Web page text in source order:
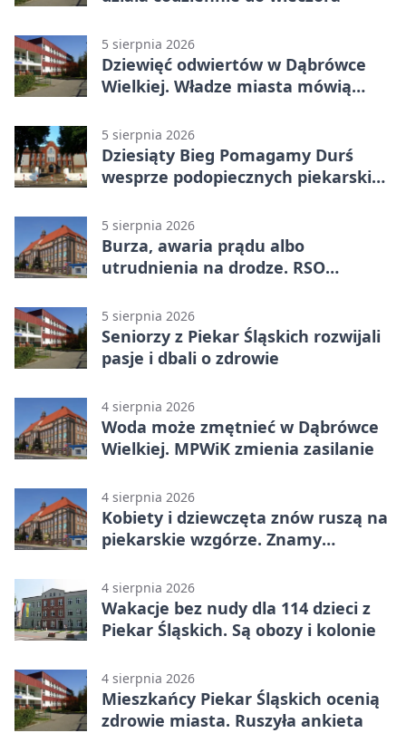
5 sierpnia 2026
Dziewięć odwiertów w Dąbrówce
Wielkiej. Władze miasta mówią
5 sierpnia 2026
Dziesiąty Bieg Pomagamy Durś
wesprze podopiecznych piekarskich
5 sierpnia 2026
Burza, awaria prądu albo
utrudnienia na drodze. RSO
5 sierpnia 2026
Seniorzy z Piekar Śląskich rozwijali
pasje i dbali o zdrowie
4 sierpnia 2026
Woda może zmętnieć w Dąbrówce
Wielkiej. MPWiK zmienia zasilanie
4 sierpnia 2026
Kobiety i dziewczęta znów ruszą na
piekarskie wzgórze. Znamy
4 sierpnia 2026
Wakacje bez nudy dla 114 dzieci z
Piekar Śląskich. Są obozy i kolonie
4 sierpnia 2026
Mieszkańcy Piekar Śląskich ocenią
zdrowie miasta. Ruszyła ankieta